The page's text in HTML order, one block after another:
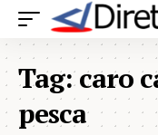
Tag:caro
pesca